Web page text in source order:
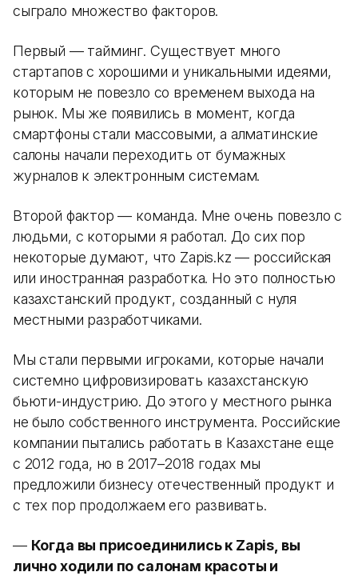
сыграло множество факторов.
Первый — тайминг. Существует много
стартапов с хорошими и уникальными идеями,
которым не повезло со временем выхода на
рынок. Мы же появились в момент, когда
смартфоны стали массовыми, а алматинские
салоны начали переходить от бумажных
журналов к электронным системам.
Второй фактор — команда. Мне очень повезло с
людьми, с которыми я работал. До сих пор
некоторые думают, что Zapis.kz — российская
или иностранная разработка. Но это полностью
казахстанский продукт, созданный с нуля
местными разработчиками.
Мы стали первыми игроками, которые начали
системно цифровизировать казахстанскую
бьюти-индустрию. До этого у местного рынка
не было собственного инструмента. Российские
компании пытались работать в Казахстане еще
с 2012 года, но в 2017–2018 годах мы
предложили бизнесу отечественный продукт и
с тех пор продолжаем его развивать.
— Когда вы присоединились к Zapis, вы
лично ходили по салонам красоты и